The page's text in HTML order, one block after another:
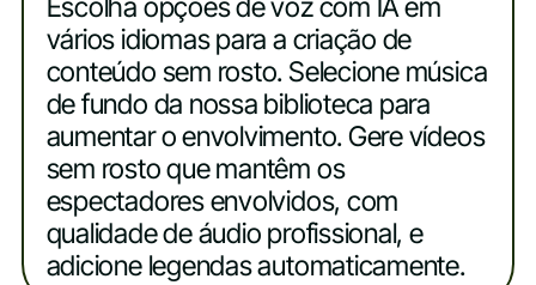
Escolha opções de voz com IA em
vários idiomas para a criação de
conteúdo sem rosto. Selecione música
de fundo da nossa biblioteca para
aumentar o envolvimento. Gere vídeos
sem rosto que mantêm os
espectadores envolvidos, com
qualidade de áudio profissional, e
adicione legendas automaticamente.